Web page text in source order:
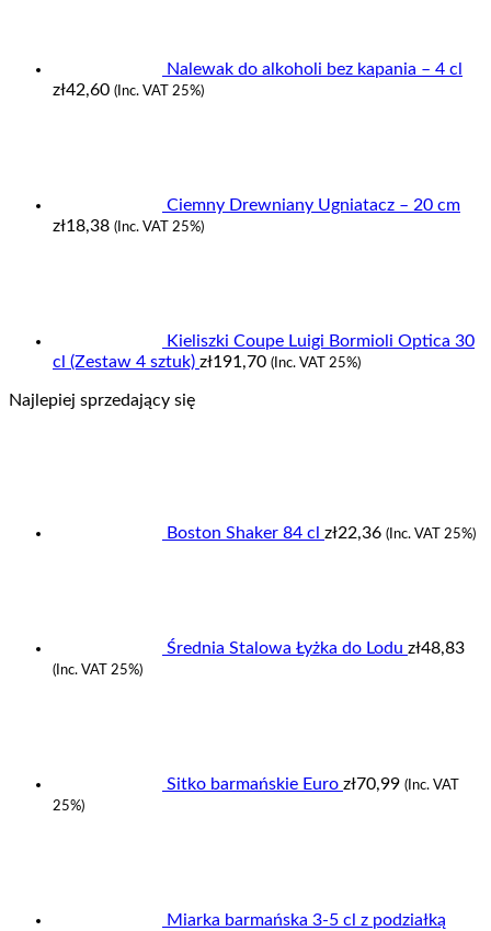
Nalewak do alkoholi bez kapania – 4 cl
zł42,60 (Inc. VAT 25%)
Ciemny Drewniany Ugniatacz – 20 cm
zł18,38 (Inc. VAT 25%)
Kieliszki Coupe Luigi Bormioli Optica 30
cl (Zestaw 4 sztuk) zł191,70 (Inc. VAT 25%)
Najlepiej sprzedający się
Boston Shaker 84 cl zł22,36 (Inc. VAT 25%)
Średnia Stalowa Łyżka do Lodu zł48,83
(Inc. VAT 25%)
Sitko barmańskie Euro zł70,99 (Inc. VAT
25%)
Miarka barmańska 3-5 cl z podziałką